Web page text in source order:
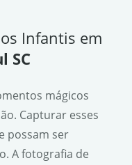
Infantis em
SC
mágicos
Capturar esses
possam ser
A fotografia de